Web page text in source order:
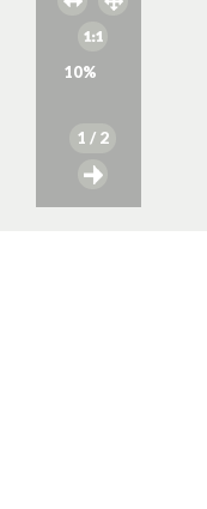
10%
1 / 2